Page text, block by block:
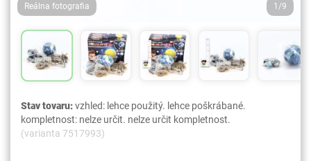
Reálna fotografia 1/9
Stav tovaru:vzhled: lehce použitý. lehce poškrábané.
kompletnost: nelze určit. nelze určit kompletnost.
(varianta 7517993)